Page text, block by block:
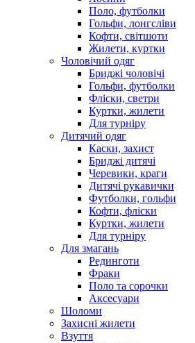
Поло, футболки
Гольфи, лонгсліви
Кофти, світшоти
Жилети, куртки
Чоловічий одяг
Бриджі чоловічі
Гольфи, футболки
Фліски, светри
Куртки, жилети
Для турніру
Дитячий одяг
Каски, захист
Бриджі дитячі
Черевики, краги
Дитячі рукавички
Футболки, гольфи
Кофти, фліски
Куртки, жилети
Для турніру
Для змагань
Рединготи
Фраки
Поло та сорочки
Аксесуари
Шоломи
Захисні жилети
Взуття